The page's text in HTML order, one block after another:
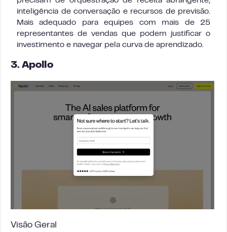
inteligência de conversação e recursos de previsão.
Mais adequado para equipes com mais de 25
representantes de vendas que podem justificar o
investimento e navegar pela curva de aprendizado.
3. Apollo
Visão Geral